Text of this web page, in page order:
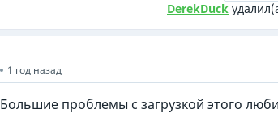
DerekDuck
1 год назад
Большие проблемы с загрузкой этого